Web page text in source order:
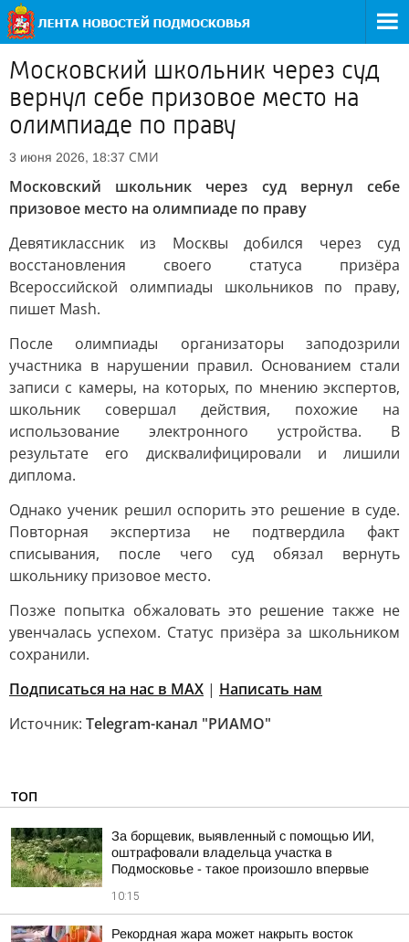
Московский школьник через суд
вернул себе призовое место на
олимпиаде по праву
3 июня 2026, 18:37 СМИ
Московский школьник через суд вернул себе
призовое место на олимпиаде по праву
Девятиклассник из Москвы добился через суд
восстановления своего статуса призёра
Всероссийской олимпиады школьников по праву,
пишет Mash.
После олимпиады организаторы заподозрили
участника в нарушении правил. Основанием стали
записи с камеры, на которых, по мнению экспертов,
школьник совершал действия, похожие на
использование электронного устройства. В
результате его дисквалифицировали и лишили
диплома.
Однако ученик решил оспорить это решение в суде.
Повторная экспертиза не подтвердила факт
списывания, после чего суд обязал вернуть
школьнику призовое место.
Позже попытка обжаловать это решение также не
увенчалась успехом. Статус призёра за школьником
сохранили.
Подписаться на нас в MAX | Написать нам
Источник: Telegram-канал "РИАМО"
ТОП
За борщевик, выявленный с помощью ИИ,
оштрафовали владельца участка в
Подмосковье - такое произошло впервые
10:15
Рекордная жара может накрыть восток